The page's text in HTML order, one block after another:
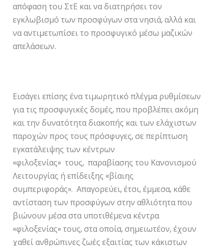
απόφαση του ΣτΕ και να διατηρήσει τον
εγκλωβισμό των προσφύγων στα νησιά, αλλά και
να αντιμετωπίσει το προσφυγικό μέσω μαζικών
απελάσεων.
Εισάγει επίσης ένα τιμωρητικό πλέγμα ρυθμίσεων
για τις προσφυγικές δομές, που προβλέπει ακόμη
και την δυνατότητα διακοπής και των ελάχιστων
παροχών προς τους πρόσφυγες, σε περίπτωση
εγκατάλειψης των κέντρων
«φιλοξενίας» τους, παραβίασης του Κανονισμού
Λειτουργίας ή επίδειξης «βίαιης
συμπεριφοράς». Απαγορεύει, έτσι, έμμεσα, κάθε
αντίσταση των προσφύγων στην αθλιότητα που
βιώνουν μέσα στα υποτιθέμενα κέντρα
«φιλοξενίας» τους, στα οποία, σημειωτέον, έχουν
χαθεί ανθρώπινες ζωές εξαιτίας των κάκιστων